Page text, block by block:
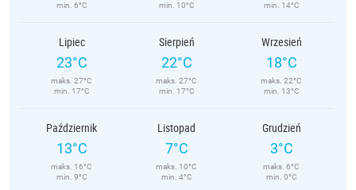
min. 6°C
min. 10°C
min. 14°C
Lipiec
23°C
maks. 27°C
min. 17°C
Sierpień
22°C
maks. 27°C
min. 17°C
Wrzesień
18°C
maks. 22°C
min. 13°C
Październik
13°C
maks. 16°C
min. 9°C
Listopad
7°C
maks. 10°C
min. 4°C
Grudzień
3°C
maks. 6°C
min. 0°C